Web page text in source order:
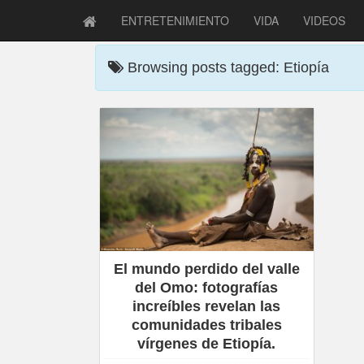
ENTRETENIMIENTO VIDA VIDEOS
Browsing posts tagged: Etiopía
El mundo perdido del valle
del Omo: fotografías
increíbles revelan las
comunidades tribales
vírgenes de Etiopía.